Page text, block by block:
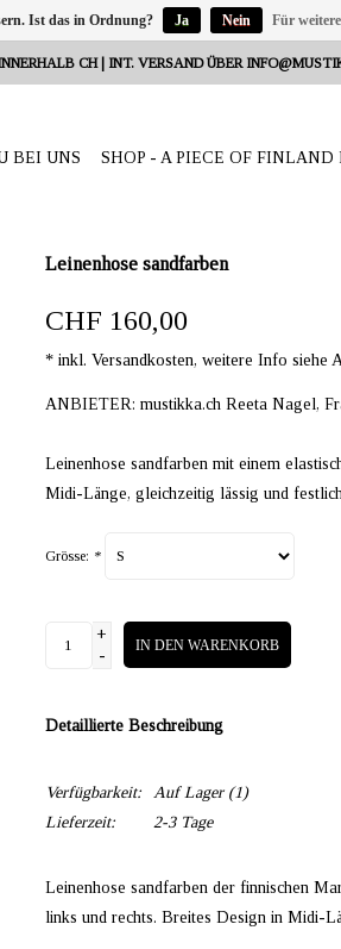
CH | INT. VERSAND ÜBER
BEI UNS SHOP - A PIECE OF FINLAND
Leinenhose sandfarben
CHF 160,00
* inkl. Versandkosten, weitere Info siehe
ANBIETER: mustikka.ch Reeta Nagel,
Leinenhose sandfarben mit einem
Midi-Länge, gleichzeitig lässig und
Grösse: *
+
-
IN DEN WARENKORB
Detaillierte Beschreibung
Verfügbarkeit: Auf Lager(1)
Lieferzeit:
2-3 Tage
Leinenhose sandfarben der finnischen
links und rechts. Breites Design in Midi-
Ist das in Ordnung? Ja Nein Für